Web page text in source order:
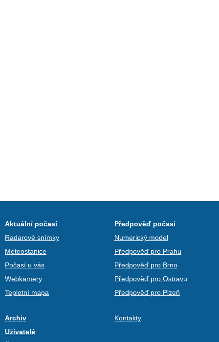
Aktuální počasí
Radarové snímky
Meteostanice
Počasí u vás
Webkamery
Teplotní mapa
Předpověď počasí
Numerický model
Předpověď pro Prahu
Předpověď pro Brno
Předpověď pro Ostravu
Předpověď pro Plzeň
Archiv
Uživatelé
Kontakty